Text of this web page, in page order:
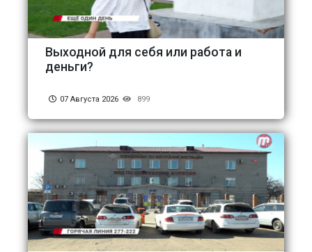
Выходной для себя или работа и
деньги?
07 Августа 2026 899